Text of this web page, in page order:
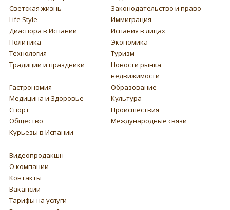
Светская жизнь
Законодательство и право
Life Style
Иммиграция
Диаспора в Испании
Испания в лицах
Политика
Экономика
Технология
Туризм
Традиции и праздники
Новости рынка
недвижимости
Гастрономия
Образование
Медицина и Здоровье
Культура
Спорт
Происшествия
Общество
Международные связи
Курьезы в Испании
Видеопродакшн
О компании
Контакты
Вакансии
Тарифы на услуги